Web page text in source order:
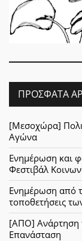
ΠΡΌΣΦΑΤΑ
[Μεσοχώρα]
Αγώνα
Ενημέρωση και
Φεστιβάλ
Ενημέρωση από
τοποθετήσεις
[ΑΠΟ] Ανάρτηση
Επανάσταση